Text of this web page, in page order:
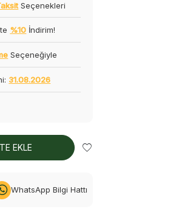
Seçenekleri
%10 İndirim!
Seçeneğiyle
31.08.2026
EKLE
WhatsApp Bilgi Hattı